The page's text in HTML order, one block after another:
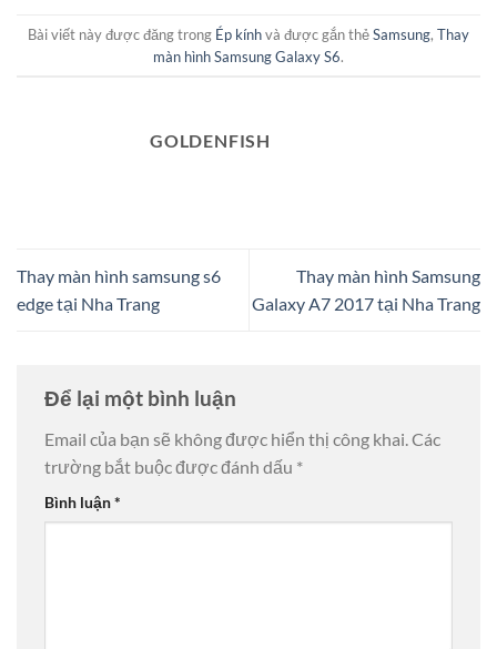
Bài viết này được đăng trong Ép kínhvà được gắn thẻSamsung, Thay
màn hình Samsung Galaxy S6.
GOLDENFISH
Thay màn hình samsung s6
edge tại Nha Trang
Thay màn hình Samsung
Galaxy A7 2017 tại Nha Trang
Để lại một bình luận
Email của bạn sẽ không được hiển thị công khai.Các
trường bắt buộc được đánh dấu *
Bình luận*